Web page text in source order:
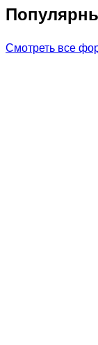
Смотреть все